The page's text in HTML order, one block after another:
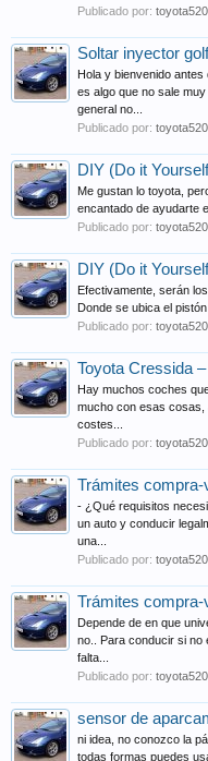
Publicado por: toyota520
Soltar inyector
Hola y bienvenido
es algo que no sale
general no...
Publicado por: toyota520
DIY (Do it
Me gustan lo toyota,
encantado de ayudarte
Publicado por: toyota520
DIY (Do it
Efectivamente, serán
Donde se ubica el
Publicado por: toyota520
Toyota Cressida
Hay muchos coches
mucho con esas cosas,
costes...
Publicado por: toyota520
Trámites
- ¿Qué requisitos
un auto y conducir
una...
Publicado por: toyota520
Trámites
Depende de en que
no.. Para conducir si no
falta...
Publicado por: toyota520
sensor de
ni idea, no conozco la
todas formas puedes